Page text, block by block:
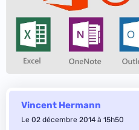
Vincent Hermann
Le 02 décembre 2014 à 15h50